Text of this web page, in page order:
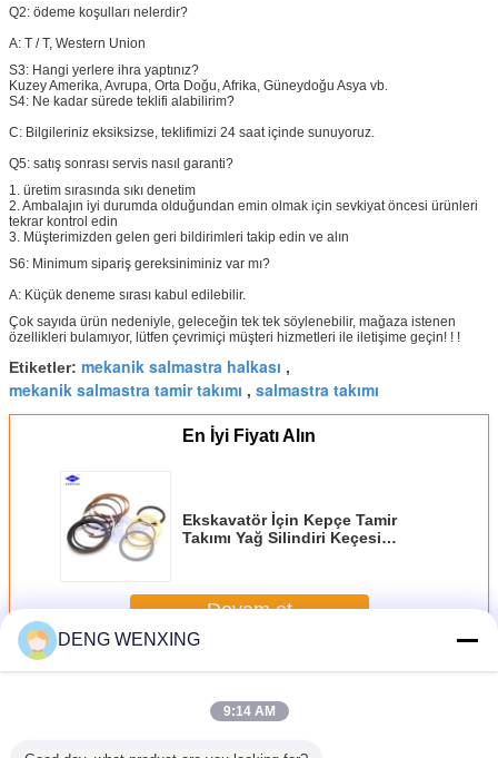
Q2: ödeme koşulları nelerdir?
A: T / T, Western Union
S3: Hangi yerlere ihra yaptınız?
Kuzey Amerika, Avrupa, Orta Doğu, Afrika, Güneydoğu Asya vb.
S4: Ne kadar sürede teklifi alabilirim?
C: Bilgileriniz eksiksizse, teklifimizi 24 saat içinde sunuyoruz.
Q5: satış sonrası servis nasıl garanti?
1. üretim sırasında sıkı denetim
2. Ambalajın iyi durumda olduğundan emin olmak için sevkiyat öncesi ürünleri
tekrar kontrol edin
3. Müşterimizden gelen geri bildirimleri takip edin ve alın
S6: Minimum sipariş gereksiniminiz var mı?
A: Küçük deneme sırası kabul edilebilir.
Çok sayıda ürün nedeniyle, geleceğin tek tek söylenebilir, mağaza istenen
özellikleri bulamıyor, lütfen çevrimiçi müşteri hizmetleri ile iletişime geçin! ! !
Etiketler: mekanik salmastra halkası ,
mekanik salmastra tamir takımı , salmastra takımı
En İyi Fiyatı Alın
Ekskavatör İçin Kepçe Tamir
Takımı Yağ Silindiri Keçesi
Devam et
DahaMekanik Salmastra Kiti
DENG WENXING
9:14 AM